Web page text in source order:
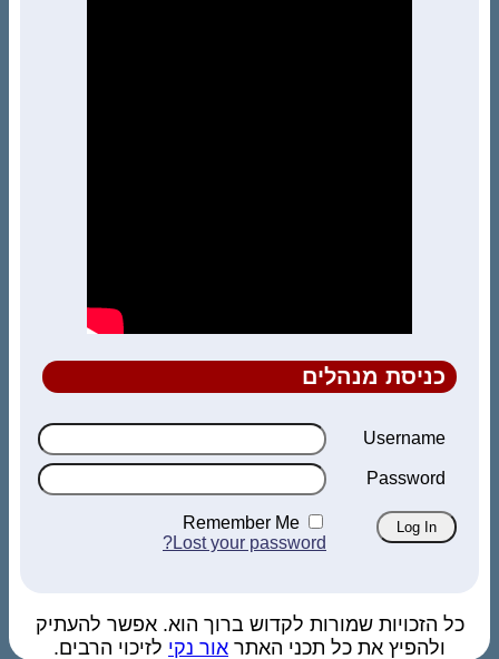
כניסת מנהלים
Username
Password
Remember Me
Lost your password?
כל הזכויות שמורות לקדוש ברוך הוא. אפשר להעתיק
ולהפיץ את כל תכני האתר אור נקי לזיכוי הרבים.